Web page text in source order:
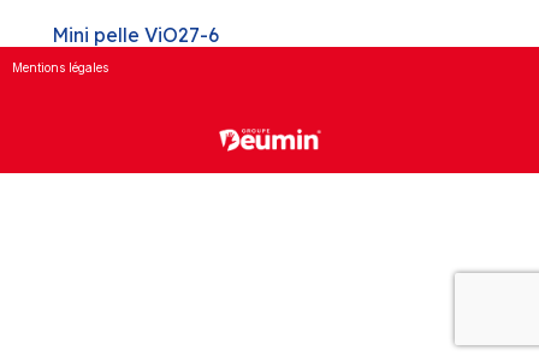
Mini pelle ViO27-6
Mentions légales